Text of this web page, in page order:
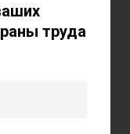
труда